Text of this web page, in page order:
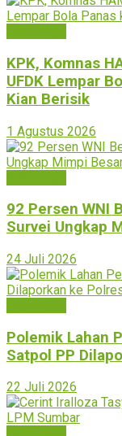
KPK, Komnas
UFDK Lempar
Kian Berisik
1 Agustus 2026
92 Persen WNI
Survei Ungkap
24 Juli 2026
Polemik Lahan
Satpol PP
22 Juli 2026